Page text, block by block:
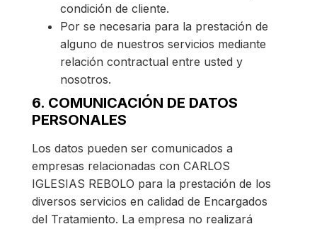
condición de cliente.
Por se necesaria para la prestación de
alguno de nuestros servicios mediante
relación contractual entre usted y
nosotros.
6. COMUNICACIÓN DE DATOS
PERSONALES
Los datos pueden ser comunicados a
empresas relacionadas con CARLOS
IGLESIAS REBOLO para la prestación de los
diversos servicios en calidad de Encargados
del Tratamiento. La empresa no realizará